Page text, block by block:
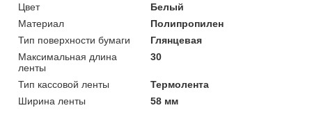
Цвет
Белый
Материал
Полипропилен
Тип поверхности бумаги
Глянцевая
Максимальная длина
ленты
30
Тип кассовой ленты
Термолента
Ширина ленты
58 мм